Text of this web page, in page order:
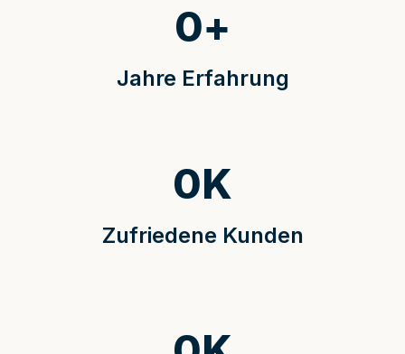
Jahre Erfahrung
0+
Zufriedene Kunden
0K